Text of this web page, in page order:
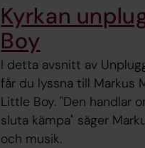
Kyrkan
Boy
I detta avsnitt av
får du lyssna till Markus
Little Boy. "Den handlar
sluta kämpa" säger
och musik.